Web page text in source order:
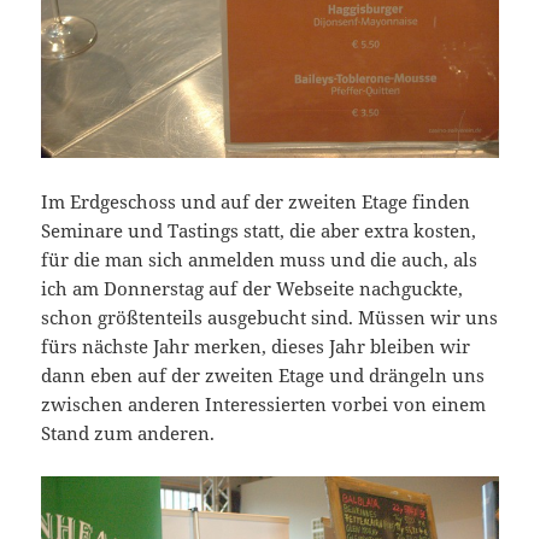
Im Erdgeschoss und auf der zweiten Etage finden
Seminare und Tastings statt, die aber extra kosten,
für die man sich anmelden muss und die auch, als
ich am Donnerstag auf der Webseite nachguckte,
schon größtenteils ausgebucht sind. Müssen wir uns
fürs nächste Jahr merken, dieses Jahr bleiben wir
dann eben auf der zweiten Etage und drängeln uns
zwischen anderen Interessierten vorbei von einem
Stand zum anderen.